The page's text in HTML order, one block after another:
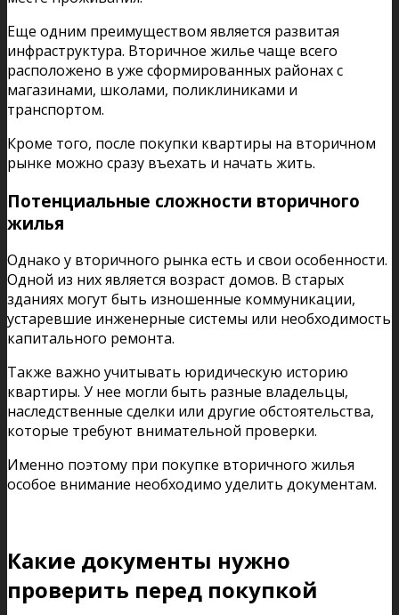
Еще одним преимуществом является развитая
инфраструктура. Вторичное жилье чаще всего
расположено в уже сформированных районах с
магазинами, школами, поликлиниками и
транспортом.
Кроме того, после покупки квартиры на вторичном
рынке можно сразу въехать и начать жить.
Потенциальные сложности вторичного
жилья
Однако у вторичного рынка есть и свои особенности.
Одной из них является возраст домов. В старых
зданиях могут быть изношенные коммуникации,
устаревшие инженерные системы или необходимость
капитального ремонта.
Также важно учитывать юридическую историю
квартиры. У нее могли быть разные владельцы,
наследственные сделки или другие обстоятельства,
которые требуют внимательной проверки.
Именно поэтому при покупке вторичного жилья
особое внимание необходимо уделить документам.
Какие документы нужно
проверить перед покупкой